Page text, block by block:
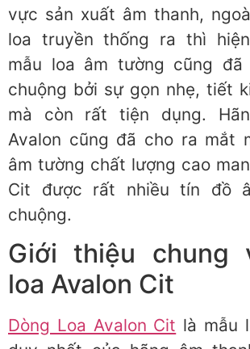
vực sản xuất âm thanh,
loa truyền thống ra thì
mẫu loa âm tường cũng
chuộng bởi sự gọn nhẹ, tiết
mà còn rất tiện dụng.
Avalon cũng đã cho ra mắt
âm tường chất lượng cao
Cit được rất nhiều tín đồ
chuộng.
Giới thiệu chung
loa Avalon Cit
Dòng Loa Avalon Cit là mẫu